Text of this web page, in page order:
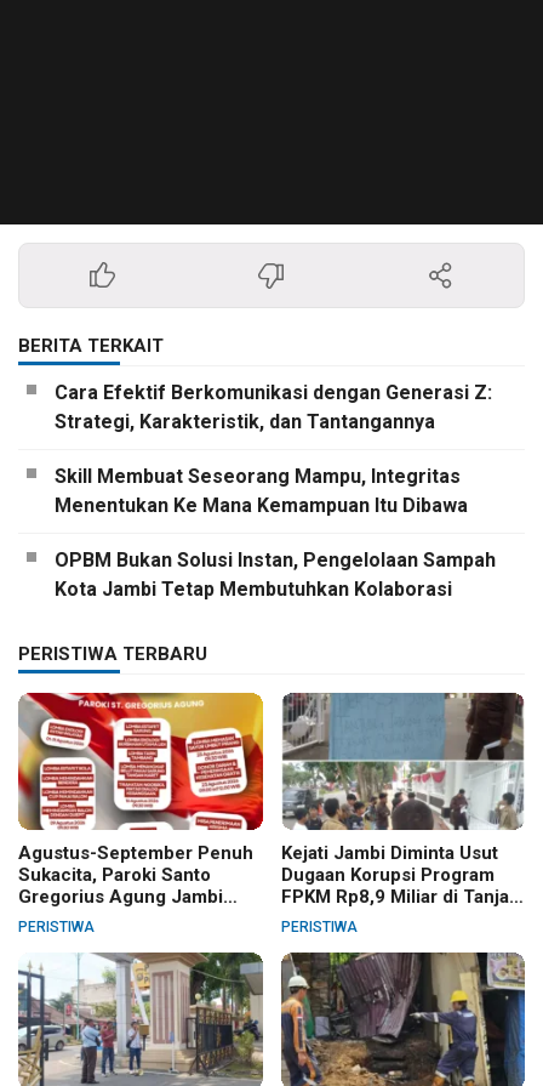
BERITA TERKAIT
Cara Efektif Berkomunikasi dengan Generasi Z:
Strategi, Karakteristik, dan Tantangannya
Skill Membuat Seseorang Mampu, Integritas
Menentukan Ke Mana Kemampuan Itu Dibawa
OPBM Bukan Solusi Instan, Pengelolaan Sampah
Kota Jambi Tetap Membutuhkan Kolaborasi
PERISTIWA TERBARU
Agustus-September Penuh
Sukacita, Paroki Santo
Gregorius Agung Jambi
Gelar Berbagai Kegiatan
PERISTIWA
Kejati Jambi Diminta Usut
Dugaan Korupsi Program
FPKM Rp8,9 Miliar di Tanjab
Barat
PERISTIWA